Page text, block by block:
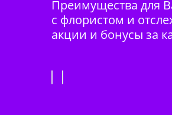
Преимущества для
с флористом и
акции и бонусы за